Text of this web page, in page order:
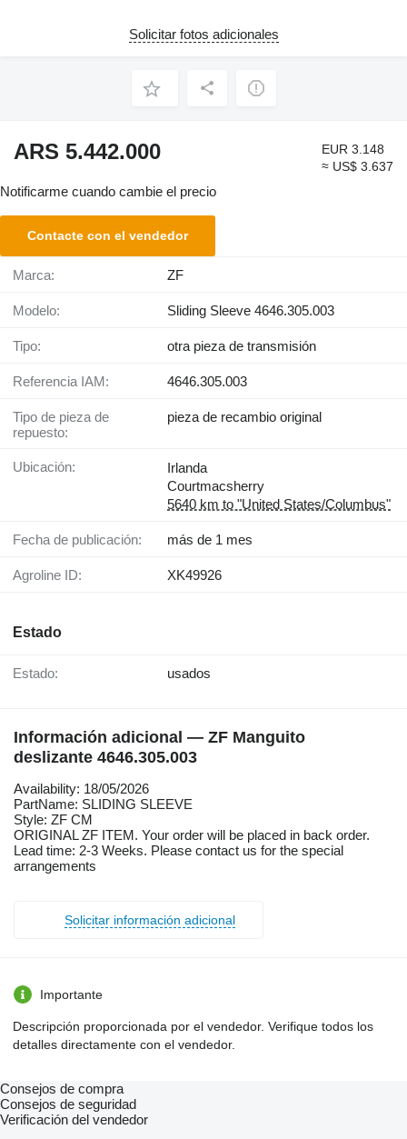
Solicitar fotos adicionales
ARS 5.442.000
EUR 3.148
≈ US$ 3.637
Notificarme cuando cambie el precio
Contacte con el vendedor
Marca: ZF
Modelo: Sliding Sleeve 4646.305.003
Tipo: otra pieza de transmisión
Referencia IAM: 4646.305.003
Tipo de pieza de
repuesto:
pieza de recambio original
Ubicación:
Irlanda
Courtmacsherry
5640 km to "United States/Columbus"
Fecha de publicación: más de 1 mes
Agroline ID: XK49926
Estado
Estado: usados
Información adicional — ZF Manguito
deslizante 4646.305.003
Availability: 18/05/2026
PartName: SLIDING SLEEVE
Style: ZF CM
ORIGINAL ZF ITEM. Your order will be placed in back order.
Lead time: 2-3 Weeks. Please contact us for the special
arrangements
Solicitar información adicional
Importante
Descripción proporcionada por el vendedor. Verifique todos los
detalles directamente con el vendedor.
Consejos de compra
Consejos de seguridad
Verificación del vendedor